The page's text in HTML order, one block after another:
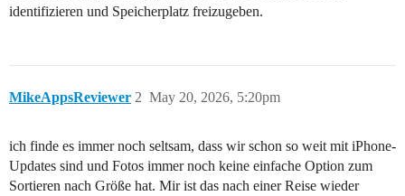
identifizieren und Speicherplatz freizugeben.
MikeAppsReviewer May 20, 2026, 5:20pm
2
ich finde es immer noch seltsam, dass wir schon so weit mit iPhone-
Updates sind und Fotos immer noch keine einfache Option zum
Sortieren nach Größe hat. Mir ist das nach einer Reise wieder